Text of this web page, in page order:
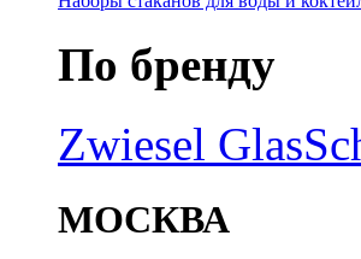
По бренду
Zwiesel Glas
МОСКВА